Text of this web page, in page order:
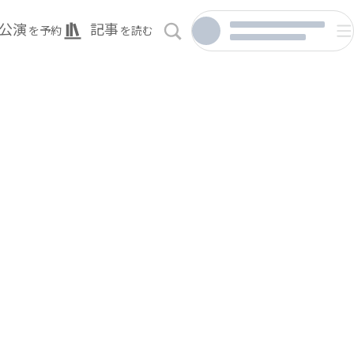
公演 を予約 記事 を読む